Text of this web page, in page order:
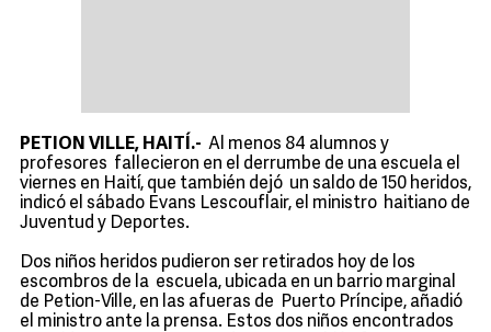
PETION VILLE, HAITÍ.- Al menos 84 alumnos y
profesores fallecieron en el derrumbe de una escuela el
viernes en Haití, que también dejó un saldo de 150 heridos,
indicó el sábado Evans Lescouflair, el ministro haitiano de
Juventud y Deportes.
Dos niños heridos pudieron ser retirados hoy de los
escombros de la escuela, ubicada en un barrio marginal
de Petion-Ville, en las afueras de Puerto Príncipe, añadió
el ministro ante la prensa. Estos dos niños encontrados